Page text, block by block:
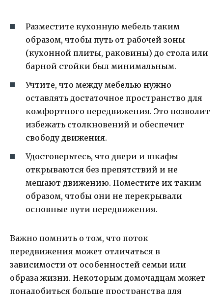
Разместите кухонную мебель таким
образом, чтобы путь от рабочей зоны
(кухонной плиты, раковины) до стола или
барной стойки был минимальным.
Учтите, что между мебелью нужно
оставлять достаточное пространство для
комфортного передвижения. Это позволит
избежать столкновений и обеспечит
свободу движения.
Удостоверьтесь, что двери и шкафы
открываются без препятствий и не
мешают движению. Поместите их таким
образом, чтобы они не перекрывали
основные пути передвижения.
Важно помнить о том, что поток
передвижения может отличаться в
зависимости от особенностей семьи или
образа жизни. Некоторым домочадцам может
понадобиться больше пространства для